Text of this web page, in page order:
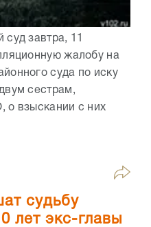
суд завтра, 11
жалобу на
суда по иску
сестрам,
о взыскании с них
судьбу
лет экс-главы